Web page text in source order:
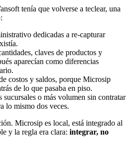
tenía que volverse a teclear, una
dedicadas a re-capturar
claves de productos y
aparecían como diferencias
costos y saldos, porque Microsip
de lo que pasaba en piso.
sucursales o más volumen sin contratar
lo mismo dos veces.
Microsip es local, está integrado al
y la regla era clara: integrar, no